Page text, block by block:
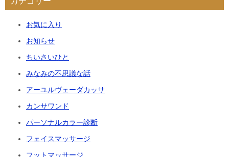
お気に入り
お知らせ
ちいさいひと
みなみの不思議な話
アーユルヴェーダカッサ
カンサワンド
パーソナルカラー診断
フェイスマッサージ
フットマッサージ